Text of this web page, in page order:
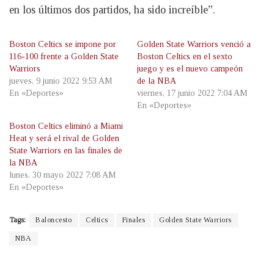
en los últimos dos partidos, ha sido increíble”.
Boston Celtics se impone por
116-100 frente a Golden State
Warriors
jueves, 9 junio 2022 9:53 AM
En «Deportes»
Golden State Warriors venció a
Boston Celtics en el sexto
juego y es el nuevo campeón
de la NBA
viernes, 17 junio 2022 7:04 AM
En «Deportes»
Boston Celtics eliminó a Miami
Heat y será el rival de Golden
State Warriors en las finales de
la NBA
lunes, 30 mayo 2022 7:08 AM
En «Deportes»
Tags: Baloncesto Celtics Finales Golden State Warriors
NBA